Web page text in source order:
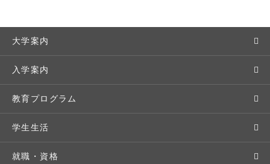
大学案内
敬和学園大学とは
学長メッセージ
教育理念・方針・取り組み
キャンパス・施設設備
入学案内
入学者選抜
オープンキャンパス
Webオープンキャンパス
教育プログラム
学部・学科
地域実践
学生生活
キャンパスライフ
就職・資格